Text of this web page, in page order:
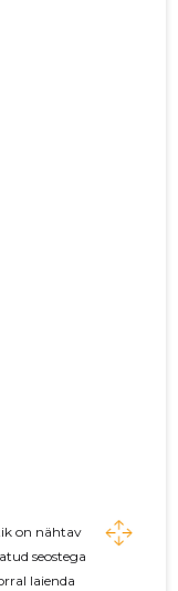
on nähtav
seostega
laienda